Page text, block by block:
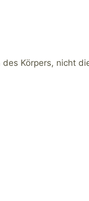
Körpers, nicht